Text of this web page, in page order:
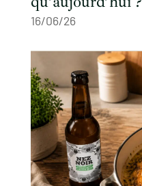
16/06/26